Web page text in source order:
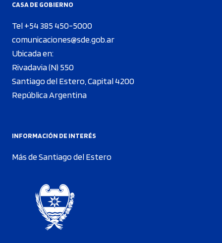
CASA DE GOBIERNO
Tel +54 385 450-5000
comunicaciones@sde.gob.ar
Ubicada en:
Rivadavia (N) 550
Santiago del Estero, Capital 4200
República Argentina
INFORMACIÓN DE INTERÉS
Más de Santiago del Estero